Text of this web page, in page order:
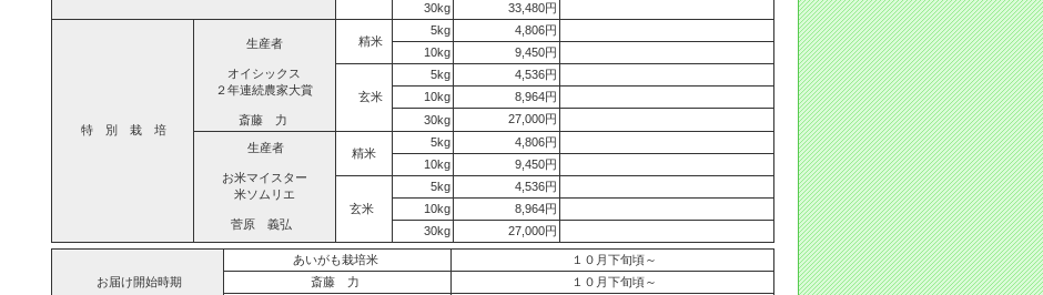
30kg
33,480円
特 別 栽 培
生産者
オイシックス
２年連続農家大賞
斎藤 力
精米
5kg
4,806円
10kg
9,450円
玄米
5kg
4,536円
10kg
8,964円
30kg
27,000円
生産者
お米マイスター
米ソムリエ
菅原 義弘
精米
5kg
4,806円
10kg
9,450円
玄米
5kg
4,536円
10kg
8,964円
30kg
27,000円
お届け開始時期
あいがも栽培米
１０月下旬頃～
斎藤 力
１０月下旬頃～